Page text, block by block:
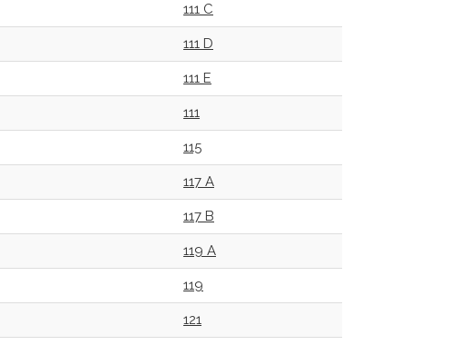
111 C
111 D
111 E
111
115
117 A
117 B
119 A
119
121